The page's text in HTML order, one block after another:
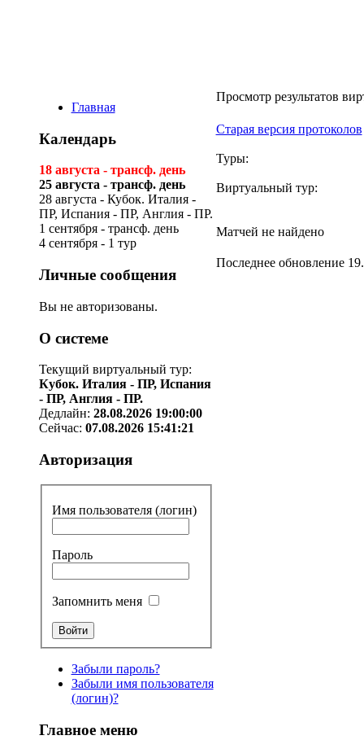
Главная
Календарь
18 августа - трансф. день
25 августа - трансф. день
28 августа - Кубок. Италия -
ПР, Испания - ПР, Англия - ПР.
1 сентября - трансф. день
4 сентября - 1 тур
Личные сообщения
Вы не авторизованы.
О системе
Текущий виртуальный тур:
Кубок. Италия - ПР, Испания
- ПР, Англия - ПР.
Дедлайн: 28.08.2026 19:00:00
Сейчас: 07.08.2026 15:41:21
Авторизация
Имя пользователя (логин)
Пароль
Запомнить меня
Забыли пароль?
Забыли имя пользователя
(логин)?
Главное меню
Просмотр результатов
Старая версия протоколов
Туры:
Виртуальный тур:
Матчей не найдено
Последнее обновление